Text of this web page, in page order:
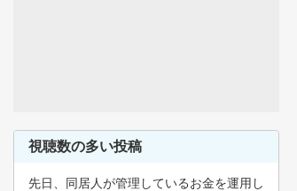
視聴数の多い投稿
先日、同居人が管理しているお金を運用し